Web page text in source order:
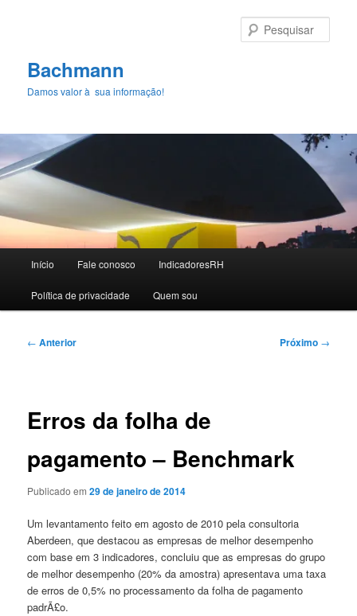
principalBachmann
Damos valor à sua informação!
principal
Início Fale conosco IndicadoresRH
Polí­tica de privacidade Quem sou
Navegação
← Anterior Próximo →
Erros da folha de
pagamento – Benchmark
Publicado em29 de janeiro de 2014
Um levantamento feito em agosto de 2010 pela consultoria
Aberdeen, que destacou as empresas de melhor desempenho
com base em 3 indicadores, concluiu que as empresas do grupo
de melhor desempenho (20% da amostra) apresentava uma taxa
de erros de 0,5% no processamento da folha de pagamento
padrÃ£o.